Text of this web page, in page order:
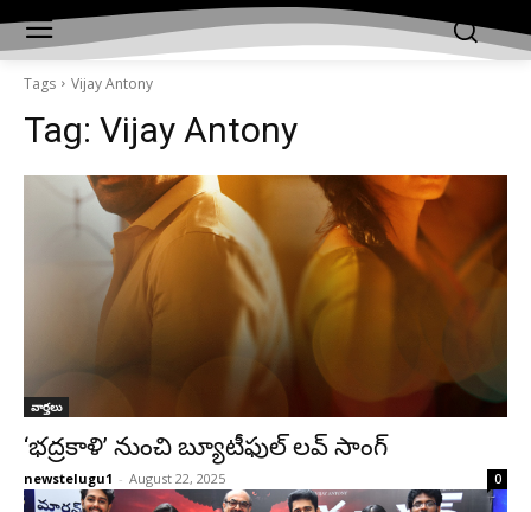
Tags VijayAntony
Tag: Vijay Antony
వార్తలు
‘భద్రకాళి’ నుంచి బ్యూటీఫుల్ లవ్ సాంగ్
newstelugu1 - August 22, 2025 0